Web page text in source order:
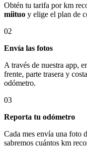
Obtén tu tarifa por km
miituo y elige el plan de
02
Envía las fotos
A través de nuestra app,
frente, parte trasera y
odómetro.
03
Reporta tu odómetro
Cada mes envía una foto
sabremos cuántos km